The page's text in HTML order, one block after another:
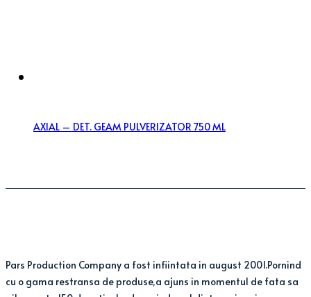
AXIAL – DET. GEAM PULVERIZATOR 750 ML
Pars Production Company a fost infiintata in august 2001.Pornind
cu o gama restransa de produse,a ajuns in momentul de fata sa